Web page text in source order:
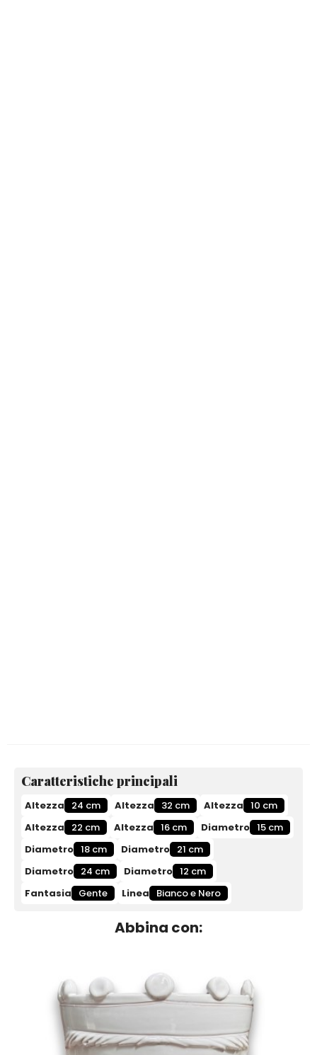
Caratteristiche principali
Altezza 24 cm Altezza 32 cm Altezza 10 cm
Altezza
22 cm Altezza 16 cm Diametro 15 cm
Diametro 18 cm Diametro 21 cm
Diametro 24 cm Diametro 12 cm
Fantasia
Gente Linea Bianco e Nero
Abbina con: